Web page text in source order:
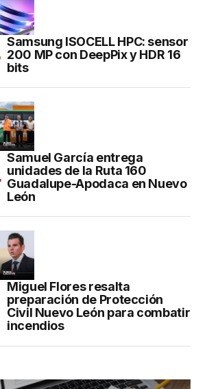
Samsung ISOCELL HPC: sensor
200 MP con DeepPix y HDR 16
bits
Samuel García entrega
unidades de la Ruta 160
Guadalupe-Apodaca en Nuevo
León
Miguel Flores resalta
preparación de Protección
Civil Nuevo León para combatir
incendios